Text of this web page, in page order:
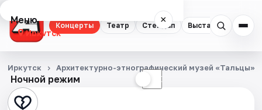
Концерты Театр Стендап Выставки
Меню ×
Иркутск
Концерты
Театр
Ночной режим ☾
Иркутск Архитектурно-этнографический музей «Тальцы»